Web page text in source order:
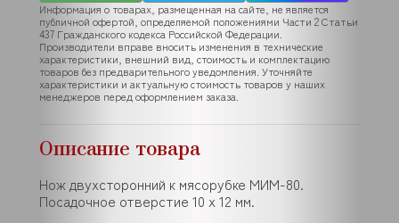
Информация о товарах, размещенная на сайте, не является
публичной офертой, определяемой положениями Части 2 Статьи
437 Гражданского кодекса Российской Федерации.
Производители вправе вносить изменения в технические
характеристики, внешний вид, стоимость и комплектацию
товаров без предварительного уведомления. Уточняйте
характеристики и актуальную стоимость товаров у наших
менеджеров перед оформлением заказа.
Описание товара
Нож двухсторонний к мясорубке МИМ-80.
Посадочное отверстие 10 x 12 мм.